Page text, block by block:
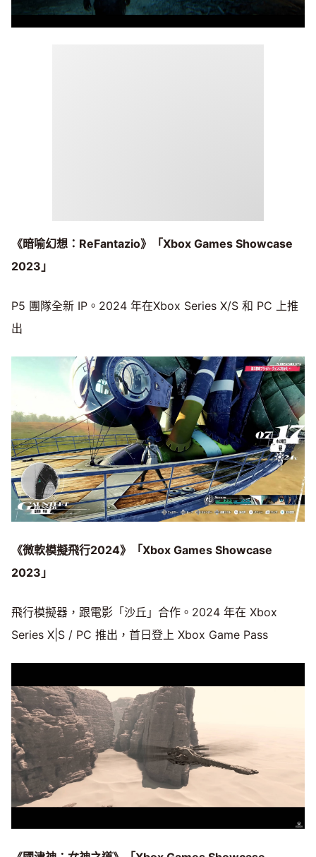
《暗喻幻想：ReFantazio》「Xbox Games Showcase
2023」
P5 團隊全新 IP。2024 年在Xbox Series X/S 和 PC 上推
出
《微軟模擬飛行2024》「Xbox Games Showcase
2023」
飛行模擬器，跟電影「沙丘」合作。2024 年在 Xbox
Series X|S / PC 推出，首日登上 Xbox Game Pass